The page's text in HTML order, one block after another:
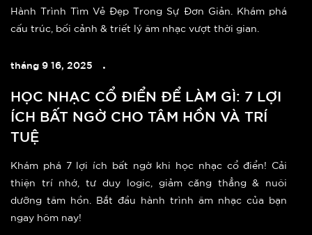
Hành Trình Tìm Vẻ Đẹp Trong Sự Đơn Giản. Khám phá
cấu trúc, bối cảnh & triết lý âm nhạc vượt thời gian.
tháng 9 16, 2025
HỌC NHẠC CỔ ĐIỂN ĐỂ LÀM GÌ: 7 LỢI
ÍCH BẤT NGỜ CHO TÂM HỒN VÀ TRÍ
TUỆ
Khám phá 7 lợi ích bất ngờ khi học nhạc cổ điển! Cải
thiện trí nhớ, tư duy logic, giảm căng thẳng & nuôi
dưỡng tâm hồn. Bắt đầu hành trình âm nhạc của bạn
ngay hôm nay!